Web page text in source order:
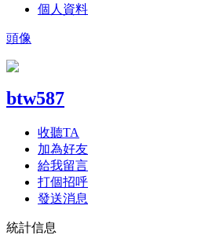
個人資料
頭像
btw587
收聽TA
加為好友
給我留言
打個招呼
發送消息
統計信息